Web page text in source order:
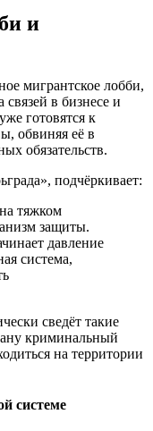
и
мигрантское лобби,
в бизнесе и
готовятся к
обвиняя её в
обязательств.
подчёркивает:
тяжком
защиты.
давление
система,
сведёт такие
криминальный
на территории
системе